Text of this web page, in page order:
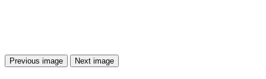
Previous image Next image